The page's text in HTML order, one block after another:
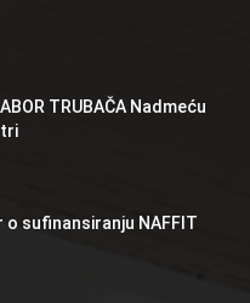
TRUBAČA Nadmeću
o sufinansiranju NAFFIT